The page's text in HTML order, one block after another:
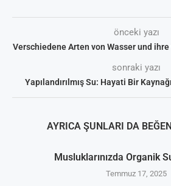
önceki yazı
Verschiedene Arten von Wasser und
sonraki yazı
Yapılandırılmış Su: Hayati Bir
AYRICA ŞUNLARI DA
Musluklarınızda Organik
Temmuz 17, 2025